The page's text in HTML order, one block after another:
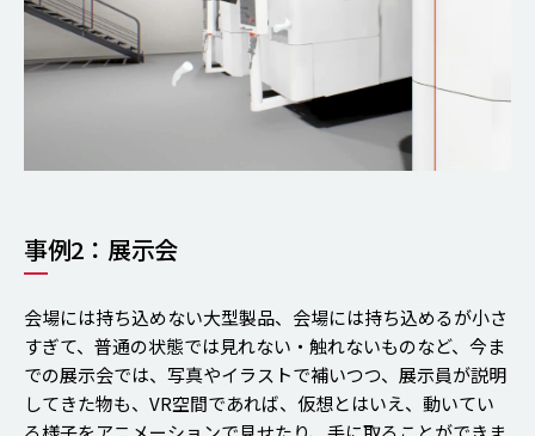
事例2：展示会
会場には持ち込めない大型製品、会場には持ち込めるが小さ
すぎて、普通の状態では見れない・触れないものなど、今ま
での展示会では、写真やイラストで補いつつ、展示員が説明
してきた物も、VR空間であれば、仮想とはいえ、動いてい